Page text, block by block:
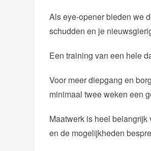
Als eye-opener bieden we
schudden en je
Een training van een hele
Voor meer diepgang en
minimaal twee weken een
Maatwerk is heel
en de mogelijkheden